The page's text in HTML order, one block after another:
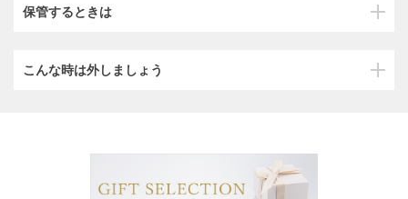
保管するときは
こんな時は外しましょう